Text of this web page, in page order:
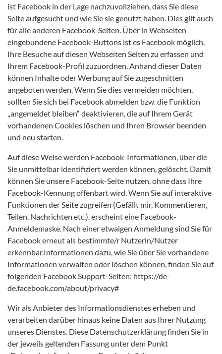
ist Facebook in der Lage nachzuvollziehen, dass Sie diese
Seite aufgesucht und wie Sie sie genutzt haben. Dies gilt auch
für alle anderen Facebook-Seiten. Über in Webseiten
eingebundene Facebook-Buttons ist es Facebook möglich,
Ihre Besuche auf diesen Webseiten Seiten zu erfassen und
Ihrem Facebook-Profil zuzuordnen. Anhand dieser Daten
können Inhalte oder Werbung auf Sie zugeschnitten
angeboten werden. Wenn Sie dies vermeiden möchten,
sollten Sie sich bei Facebook abmelden bzw. die Funktion
„angemeldet bleiben“ deaktivieren, die auf Ihrem Gerät
vorhandenen Cookies löschen und Ihren Browser beenden
und neu starten.
Auf diese Weise werden Facebook-Informationen, über die
Sie unmittelbar identifiziert werden können, gelöscht. Damit
können Sie unsere Facebook-Seite nutzen, ohne dass Ihre
Facebook-Kennung offenbart wird. Wenn Sie auf interaktive
Funktionen der Seite zugreifen (Gefällt mir, Kommentieren,
Teilen, Nachrichten etc.), erscheint eine Facebook-
Anmeldemaske. Nach einer etwaigen Anmeldung sind Sie für
Facebook erneut als bestimmte/r Nutzerin/Nutzer
erkennbar.Informationen dazu, wie Sie über Sie vorhandene
Informationen verwalten oder löschen können, finden Sie auf
folgenden Facebook Support-Seiten: https://de-
de.facebook.com/about/privacy#
Wir als Anbieter des Informationsdienstes erheben und
verarbeiten darüber hinaus keine Daten aus Ihrer Nutzung
unseres Dienstes. Diese Datenschutzerklärung finden Sie in
der jeweils geltenden Fassung unter dem Punkt